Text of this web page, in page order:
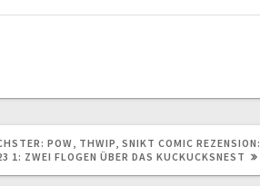
NÄCHSTER
BEITRAG:
POW, THWIP, SNIKT COMIC REZENSION:
1: ZWEI FLOGEN ÜBER DAS KUCKUCKSNEST